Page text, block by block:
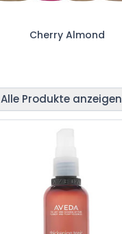
Cherry Almond
Alle Produkte anzeigen